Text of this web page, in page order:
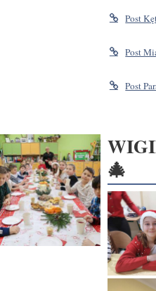
Post
Post
Post
🎄